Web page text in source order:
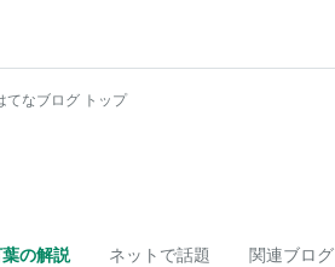
てなブログ トップ
の解説 ネットで話題 関連ブログ